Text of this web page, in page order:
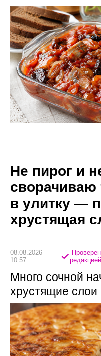
Не пирог и
в улитку —
хрустящая
08.08.2026
10:57
редакцией
Много сочной
хрустящие слои